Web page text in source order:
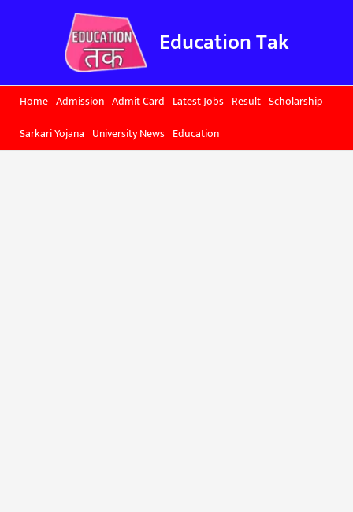
Education Tak
Home Admission Admit Card Latest Jobs Result Scholarship
Sarkari Yojana University News Education